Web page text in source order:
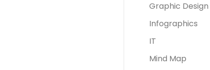
Graphic Design
Infographics
IT
Mind Map